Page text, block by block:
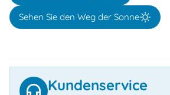
Sehen Sie den Weg der Sonne
Kundenservice